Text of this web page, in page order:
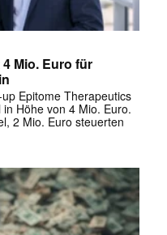
Mio. Euro für
Epitome Therapeutics
Höhe von 4 Mio. Euro.
2 Mio. Euro steuerten